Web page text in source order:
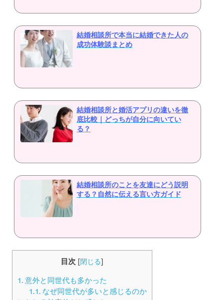
結婚相談所で本当に結婚できた人の
成功体験談まとめ
結婚相談所と婚活アプリの違いを徹
底比較｜どっちが自分に向いてい
る？
結婚相談所のことを友達にどう説明
する？自然に伝える言い方ガイド
目次 [閉じる]
1. 意外と同世代も多かった
1.1. なぜ同世代が多いと感じるのか